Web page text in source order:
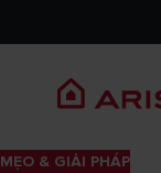
MẸO & GIẢI PHÁP